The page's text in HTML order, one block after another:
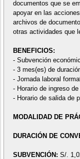
documentos que se
apoyar en las
archivos de
otras actividades que
BENEFICIOS:
- Subvención
- 3 mes(es) de
- Jornada laboral
- Horario de ingreso
- Horario de salida de
MODALIDAD DE
DURACIÓN DE
SUBVENCIÓN: S/.